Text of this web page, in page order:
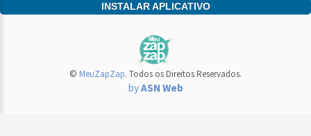
INSTALAR APLICATIVO
© MeuZapZap. Todos os Direitos Reservados.
byASN Web